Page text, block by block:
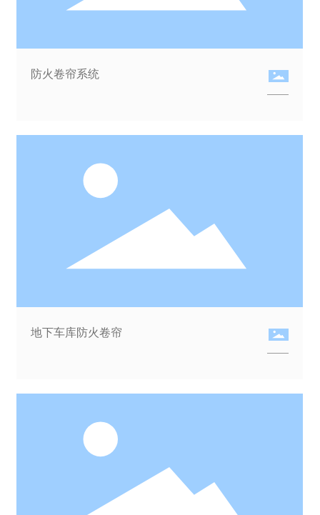
防火卷帘系统
地下车库防火卷帘